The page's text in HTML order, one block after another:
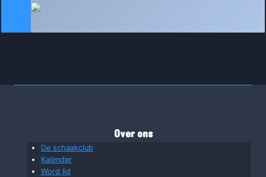
Over ons
De schaakclub
Kalender
Word lid